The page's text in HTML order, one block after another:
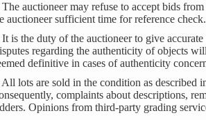
The auctioneer may refuse to accept bids
auctioneer sufficient time for reference check.
is the duty of the auctioneer to give
regarding the authenticity of objects
definitive in cases of authenticity
All lots are sold in the condition as described
complaints about descriptions,
Opinions from third-party grading